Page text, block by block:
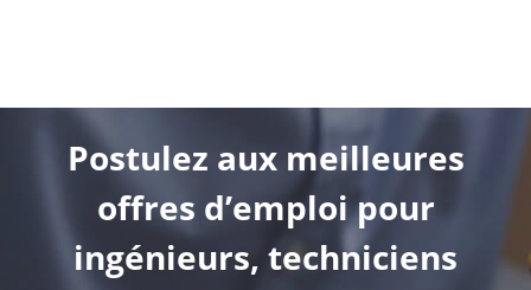
Postulez aux meilleures
offres d’emploi pour
ingénieurs, techniciens